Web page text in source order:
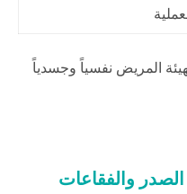
المريض نفسياً وجسدياً
والفقاعات